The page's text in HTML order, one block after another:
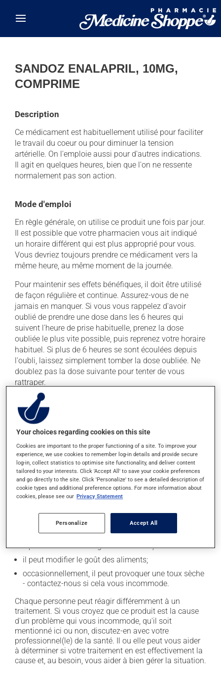
SANDOZ ENALAPRIL, 10MG,
COMPRIME
Description
Ce médicament est habituellement utilisé pour faciliter
le travail du coeur ou pour diminuer la tension
artérielle. On l'emploie aussi pour d'autres indications.
Il agit en quelques heures, bien que l'on ne ressente
normalement pas son action.
Mode d'emploi
En règle générale, on utilise ce produit une fois par jour.
Il est possible que votre pharmacien vous ait indiqué
un horaire différent qui est plus approprié pour vous.
Vous devriez toujours prendre ce médicament vers la
même heure, au même moment de la journée.
Pour maintenir ses effets bénéfiques, il doit être utilisé
de façon régulière et continue. Assurez-vous de ne
jamais en manquer. Si vous vous rappelez d'avoir
oublié de prendre une dose dans les 6 heures qui
suivent l'heure de prise habituelle, prenez la dose
oubliée le plus vite possible, puis reprenez votre horaire
habituel. Si plus de 6 heures se sont écoulées depuis
l'oubli, laissez simplement tomber la dose oubliée. Ne
doublez pas la dose suivante pour tenter de vous
rattraper.
Ce médicament peut être pris avec ou sans nourriture,
sans égard aux repas ou aux collations.
En plus de ses effets recherchés, ce produit peut à
l'occasion entraîner certains effets indésirables (effets
secondaires), notamment :
il peut causer des maux de tête;
il peut causer des étourdissements - levez-vous
lentement et soyez prudent avant de prendre le
volant;
il peut causer une fatigue inhabituelle;
il peut modifier le goût des aliments;
occasionnellement, il peut provoquer une toux sèche
- contactez-nous si cela vous incommode.
Chaque personne peut réagir différemment à un
traitement. Si vous croyez que ce produit est la cause
d'un problème qui vous incommode, qu'il soit
mentionné ici ou non, discutez-en avec votre
professionnel(le) de la santé. Il ou elle peut vous aider
à déterminer si votre traitement en est effectivement la
cause et, au besoin, vous aider à bien gérer la situation.
Your choices regarding cookies on this site
Cookies are important to the proper functioning of a site. To improve your
experience, we use cookies to remember log-in details and provide secure
log-in, collect statistics to optimise site functionality, and deliver content
tailored to your interests. Click 'Accept All' to save your cookie preferences
and go directly to the site. Click 'Personalize' to see a detailed description of
cookie types and additional preference options. For more information about
cookies, please see our Privacy Statement
Personalize Accept All